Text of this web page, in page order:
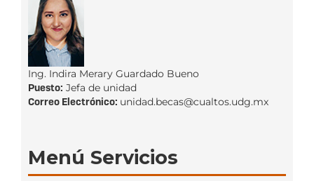
Ing. Indira Merary Guardado Bueno
Puesto: Jefa de unidad
Correo Electrónico: unidad.becas@cualtos.udg.mx
Menú Servicios